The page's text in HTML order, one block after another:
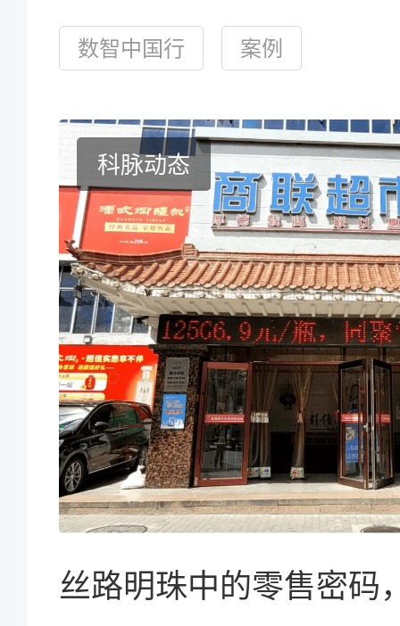
诺，打造云南便民生活新标
心便利#科脉#连锁便利店#
数智中国行 案例
科脉动态